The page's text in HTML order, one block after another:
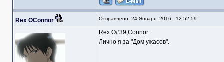
Rex OConnor Отправлено: 24 Января, 2016 - 12:52:59
Rex O#39;Connor
Лично я за "Дом ужасов".